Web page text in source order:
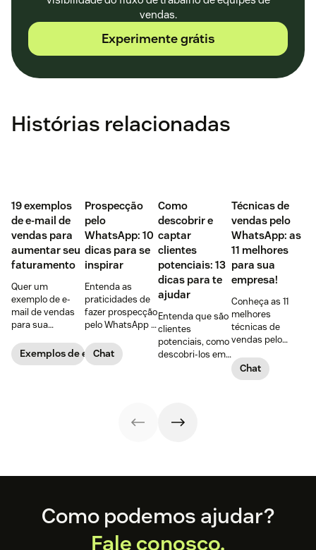
vendas.
Experimente grátis
Histórias relacionadas
‌19 exemplos
de e-mail de
vendas para
aumentar seu
faturamento
Quer um
exemplo de e-
mail de vendas
para sua
Confira 19
opções, incluindo
Exemplos de e-mails de vendas
Prospecção
pelo
WhatsApp: 10
dicas para se
inspirar
Entenda as
praticidades de
fazer prospecção
pelo WhatsApp +
PRÁTICAS para
começar agora
Chat
Como
descobrir e
captar
clientes
potenciais: 13
dicas para te
ajudar
Entenda que são
clientes
potenciais, como
descobri-los em
internet e
convertê-los com
Técnicas de
vendas pelo
WhatsApp: as
11 melhores
para sua
empresa!
Conheça as 11
melhores
técnicas de
vendas pelo
vantagens de
usar a
Chat
FooterComo podemos ajudar?
Fale conosco.